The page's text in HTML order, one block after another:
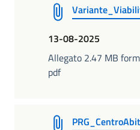
13-08-2025
Allegato 2.47 MB
pdf